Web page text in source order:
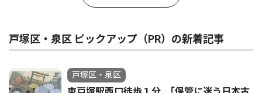
戸塚区・泉区 ピックアップ（PR）の新着記事
戸塚区・泉区